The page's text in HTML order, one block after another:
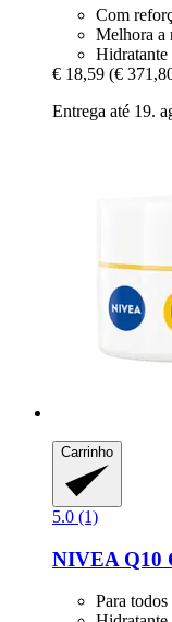
Com
Melhora a
Hidratante
€ 18,59 (€
Entrega até 19.
Carrinho
5.0 (1)
NIVEA Q10
Para